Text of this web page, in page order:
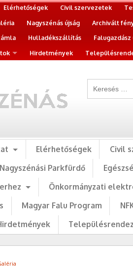
Elérhetőségek Civil szervezetek
Nagyszénás újság Archivált
Hulladékszállítás
Hirdetmények
Elérhetőségek Civil
Nagyszénási Parkfürdő
Önkormányzati
Magyar Falu Program